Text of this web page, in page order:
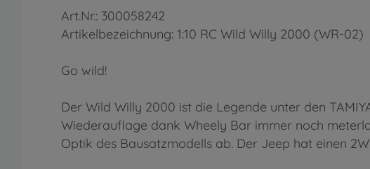
Art.Nr.: 300058242
Artikelbezeichnung: 1:10 RC Wild Willy 2000 (WR-02)
Go wild!
Der Wild Willy 2000 ist die Legende unter den
Wiederauflage dank Wheely Bar immer noch
Optik des Bausatzmodells ab. Der Jeep hat einen